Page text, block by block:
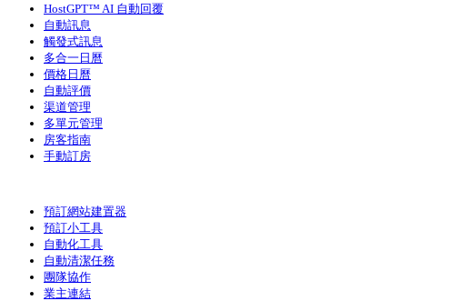
HostGPT™ AI 自動回覆
自動訊息
觸發式訊息
多合一日曆
價格日曆
自動評價
渠道管理
多單元管理
房客指南
手動訂房
預訂網站建置器
預訂小工具
自動化工具
自動清潔任務
團隊協作
業主連結